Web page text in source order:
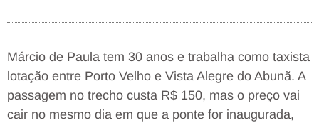
Márcio de Paula tem 30 anos e trabalha como taxista
lotação entre Porto Velho e Vista Alegre do Abunã. A
passagem no trecho custa R$ 150, mas o preço vai
cair no mesmo dia em que a ponte for inaugurada,